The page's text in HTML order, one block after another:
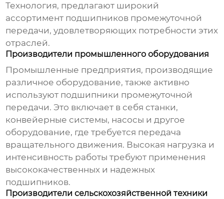
Технология, предлагают широкий
ассортимент подшипников промежуточной
передачи, удовлетворяющих потребности этих
отраслей.
Производители промышленного оборудования
Промышленные предприятия, производящие
различное оборудование, также активно
используют подшипники промежуточной
передачи. Это включает в себя станки,
конвейерные системы, насосы и другое
оборудование, где требуется передача
вращательного движения. Высокая нагрузка и
интенсивность работы требуют применения
высококачественных и надежных
подшипников.
Производители сельскохозяйственной техники